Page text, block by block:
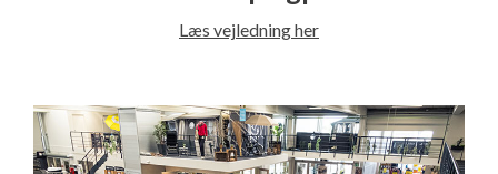
Læs vejledning her